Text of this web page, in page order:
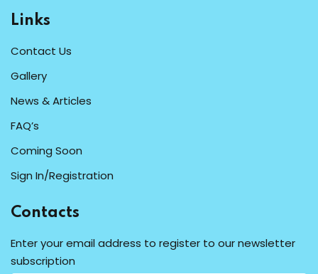
Links
Contact Us
Gallery
News & Articles
FAQ’s
Coming Soon
Sign In/Registration
Contacts
Enter your email address to register to our newsletter
subscription